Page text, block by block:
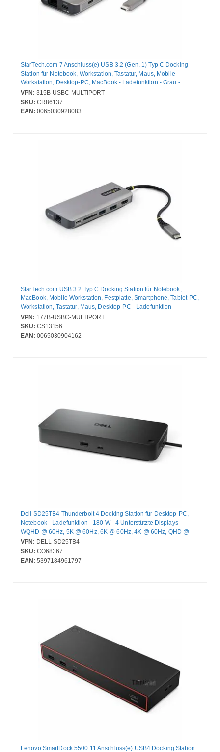
StarTech.com 7 Anschluss(e) USB 3.2 (Gen. 1) Typ C Docking
Station für Notebook, Workstation, Tastatur, Maus, Mobile
Workstation, Desktop-PC, MacBook - Ladefunktion - Grau -
Desktop - 1 Unterstützte Displays - 4K @ 60Hz, 4K - 3840 x 2160
- 5 x USB-Anschlüsse - 2 x USB Typ-A-Anschlüsse - USB Typ-A -
3 x USB Typ-C-Anschlüsse - USB Typ C - 1 x RJ-45-Anschlüsse -
VPN: 315B-USBC-MULTIPORT
SKU: CR86137
EAN: 0065030928083
StarTech.com USB 3.2 Typ C Docking Station für Notebook,
MacBook, Mobile Workstation, Festplatte, Smartphone, Tablet-PC,
Workstation, Tastatur, Maus, Desktop-PC - Ladefunktion -
Speicherkartenleser - SD, SDHC, SDXC - Grau - Desktop - 1
Unterstützte Displays - 4K @ 60Hz, 4K - 3840 x 2160 - 3 x USB-
Anschlüsse - 2 x USB Typ-A-Anschlüsse - USB Typ-A - 1 x USB
VPN: 177B-USBC-MULTIPORT
SKU: CS13156
EAN: 0065030904162
Dell SD25TB4 Thunderbolt 4 Docking Station für Desktop-PC,
Notebook - Ladefunktion - 180 W - 4 Unterstützte Displays -
WQHD @ 60Hz, 5K @ 60Hz, 6K @ 60Hz, 4K @ 60Hz, QHD @
60Hz, 8K @ 60Hz - 3440 x 1440, 5120 x 2160, 6144 x 3456,
3840 x 2160, 2560 x 1440, 7680 x 4320 - 6 x USB-Anschlüsse - 4
x USB Typ-A-Anschlüsse - USB Typ-A - 2 x USB Typ-C-
VPN: DELL-SD25TB4
SKU: CO68367
EAN: 5397184961797
Lenovo SmartDock 5500 11 Anschluss(e) USB4 Docking Station